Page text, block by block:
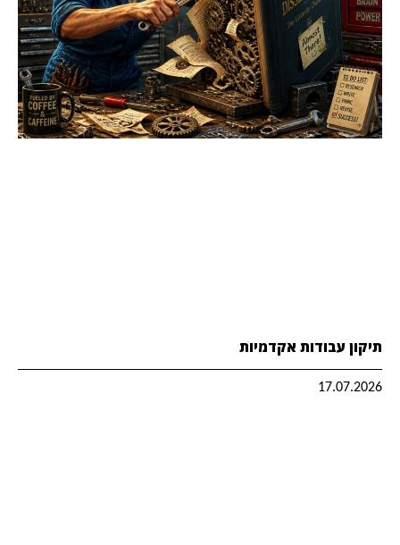
תיקון עבודות אקדמיות
17.07.2026